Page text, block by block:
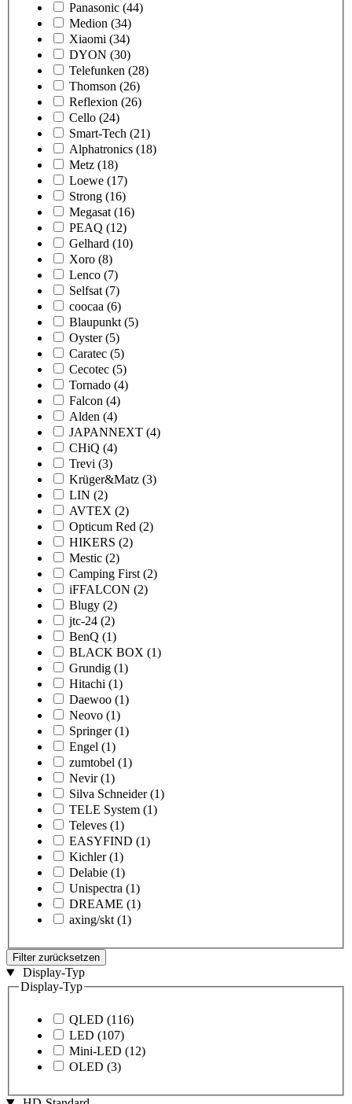
Panasonic (44)
Medion (34)
Xiaomi (34)
DYON (30)
Telefunken (28)
Thomson (26)
Reflexion (26)
Cello (24)
Smart-Tech (21)
Alphatronics (18)
Metz (18)
Loewe (17)
Strong (16)
Megasat (16)
PEAQ (12)
Gelhard (10)
Xoro (8)
Lenco (7)
Selfsat (7)
coocaa (6)
Blaupunkt (5)
Oyster (5)
Caratec (5)
Cecotec (5)
Tornado (4)
Falcon (4)
Alden (4)
JAPANNEXT (4)
CHiQ (4)
Trevi (3)
Krüger&Matz (3)
LIN (2)
AVTEX (2)
Opticum Red (2)
HIKERS (2)
Mestic (2)
Camping First (2)
iFFALCON (2)
Blugy (2)
jtc-24 (2)
BenQ (1)
BLACK BOX (1)
Grundig (1)
Hitachi (1)
Daewoo (1)
Neovo (1)
Springer (1)
Engel (1)
zumtobel (1)
Nevir (1)
Silva Schneider (1)
TELE System (1)
Televes (1)
EASYFIND (1)
Kichler (1)
Delabie (1)
Unispectra (1)
DREAME (1)
axing/skt (1)
Filter zurücksetzen
Display-Typ
Display-Typ
QLED (116)
LED (107)
Mini-LED (12)
OLED (3)